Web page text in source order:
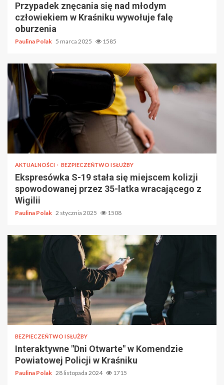
Przypadek znęcania się nad młodym
człowiekiem w Kraśniku wywołuje falę
oburzenia
Paulina Polak 5 marca 2025 1585
AKTUALNOŚCI BEZPIECZEŃTWO I SŁUŻBY
Ekspresówka S-19 stała się miejscem kolizji
spowodowanej przez 35-latka wracającego z
Wigilii
Paulina Polak 2 stycznia 2025 1508
BEZPIECZEŃTWO I SŁUŻBY
Interaktywne "Dni Otwarte" w Komendzie
Powiatowej Policji w Kraśniku
Paulina Polak 28 listopada 2024 1715